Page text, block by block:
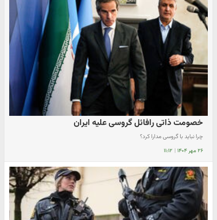
خصومت ذاتی رافائل گروسی علیه ایران
چرا نباید با گروسی مدارا کرد؟
۲۶ مهر ۱۴۰۴ | ۱۱:۱۲